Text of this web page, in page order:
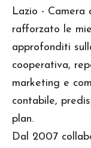
Lazio - Camera
rafforzato le
approfonditi
cooperativa,
marketing e
contabile,
plan.
Dal 2007